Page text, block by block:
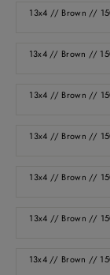
13x4 // Brown //
13x4 // Brown //
13x4 // Brown //
13x4 // Brown //
13x4 // Brown //
13x4 // Brown //
13x4 // Brown //